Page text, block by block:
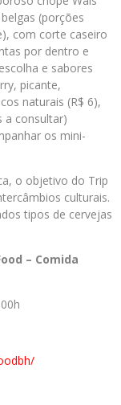
(porções
com corte caseiro
por dentro e
e sabores
picante,
naturais (R$ 6),
a consultar)
os mini-
o objetivo do Trip
culturais.
tipos de cervejas
– Comida